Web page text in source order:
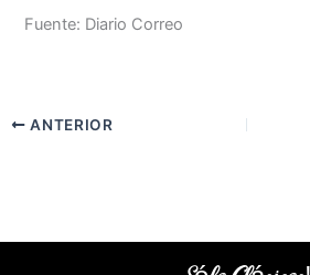
Fuente: Diario Correo
ANTERIOR